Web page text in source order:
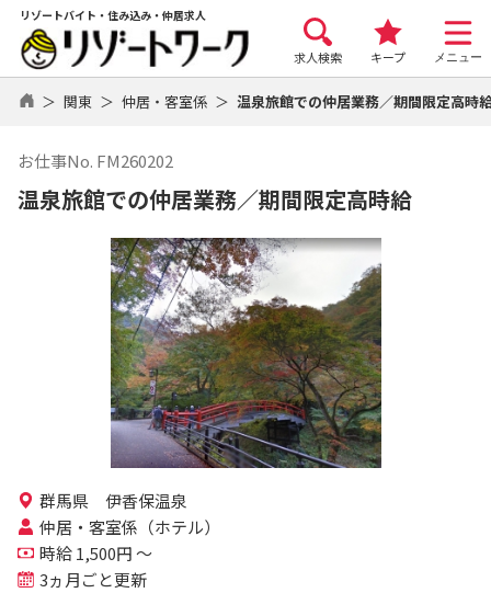
リゾートバイト・住み込み・仲居求人
求人検索 キープ メニュー
関東 仲居・客室係 温泉旅館での仲居業務／期間限定高時
お仕事No. FM260202
温泉旅館での仲居業務／期間限定高時給
群馬県 伊香保温泉
仲居・客室係（ホテル）
時給 1,500円 ～
3ヵ月ごと更新